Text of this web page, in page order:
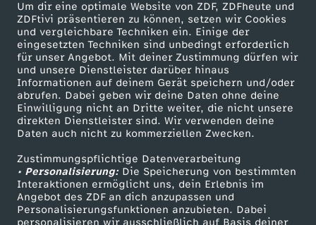
Um dir eine optimale Website von ZDF, ZDFheute und
ZDFtivi präsentieren zu können, setzen wir Cookies
und vergleichbare Techniken ein. Einige der
eingesetzten Techniken sind unbedingt erforderlich
für unser Angebot. Mit deiner Zustimmung dürfen wir
und unsere Dienstleister darüber hinaus
Informationen auf deinem Gerät speichern und/oder
abrufen. Dabei geben wir deine Daten ohne deine
Einwilligung nicht an Dritte weiter, die nicht unsere
direkten Dienstleister sind. Wir verwenden deine
Daten auch nicht zu kommerziellen Zwecken.
Zustimmungspflichtige Datenverarbeitung
• Personalisierung:Die Speicherung von bestimmten
Interaktionen ermöglicht uns, dein Erlebnis im
Angebot des ZDF an dich anzupassen und
Personalisierungsfunktionen anzubieten. Dabei
personalisieren wir ausschließlich auf Basis deiner
n
g
v
o
m
2
Mehr ZDF
ZDF-Apps
Smart TV
ZDFtext
Livestreams
Sendungen A-Z
TV-Programm
Service
ZDFmitreden
Kontakt zum ZDF
Tickets
Zuschauerservice
Hilfe